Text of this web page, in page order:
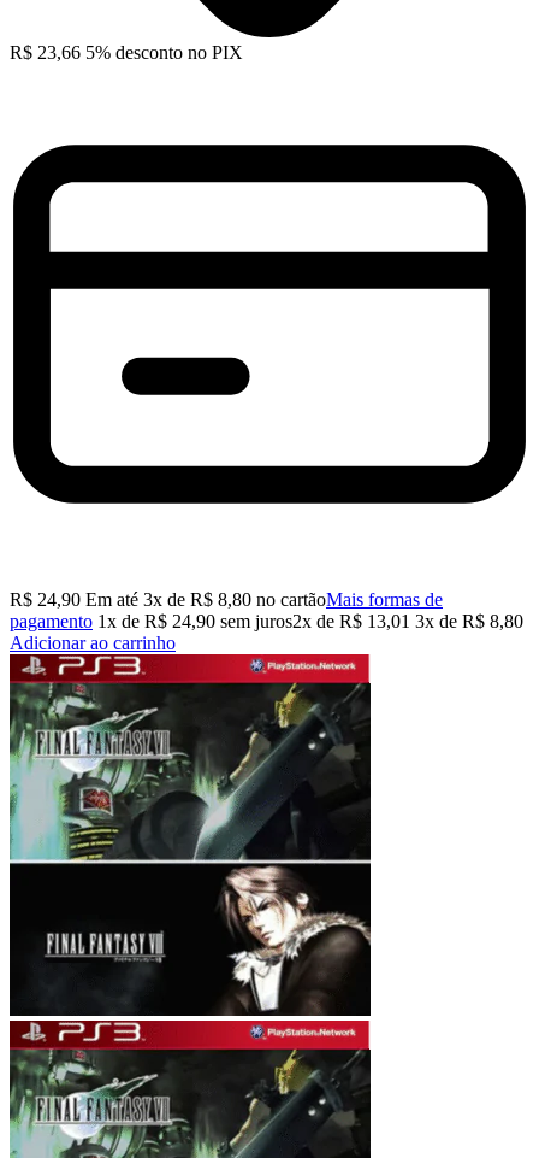
R$ 23,66 5% desconto no PIX
R$ 24,90 Em até 3x de R$ 8,80 no cartãoMais formas de
pagamento 1x de R$ 24,90 sem juros2x de R$ 13,01 3x de R$ 8,80
Adicionar ao carrinho